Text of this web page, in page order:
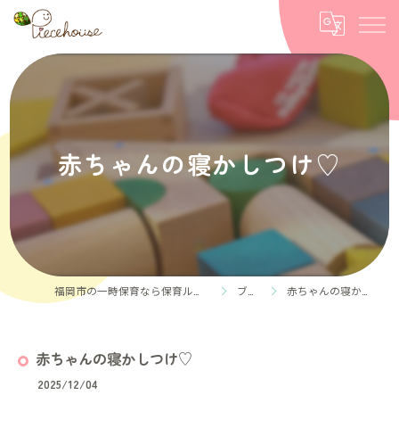
赤ちゃんの寝かしつけ♡
ブログ 赤ちゃんの寝かしつけ♡
赤ちゃんの寝かしつけ♡
2025/12/04